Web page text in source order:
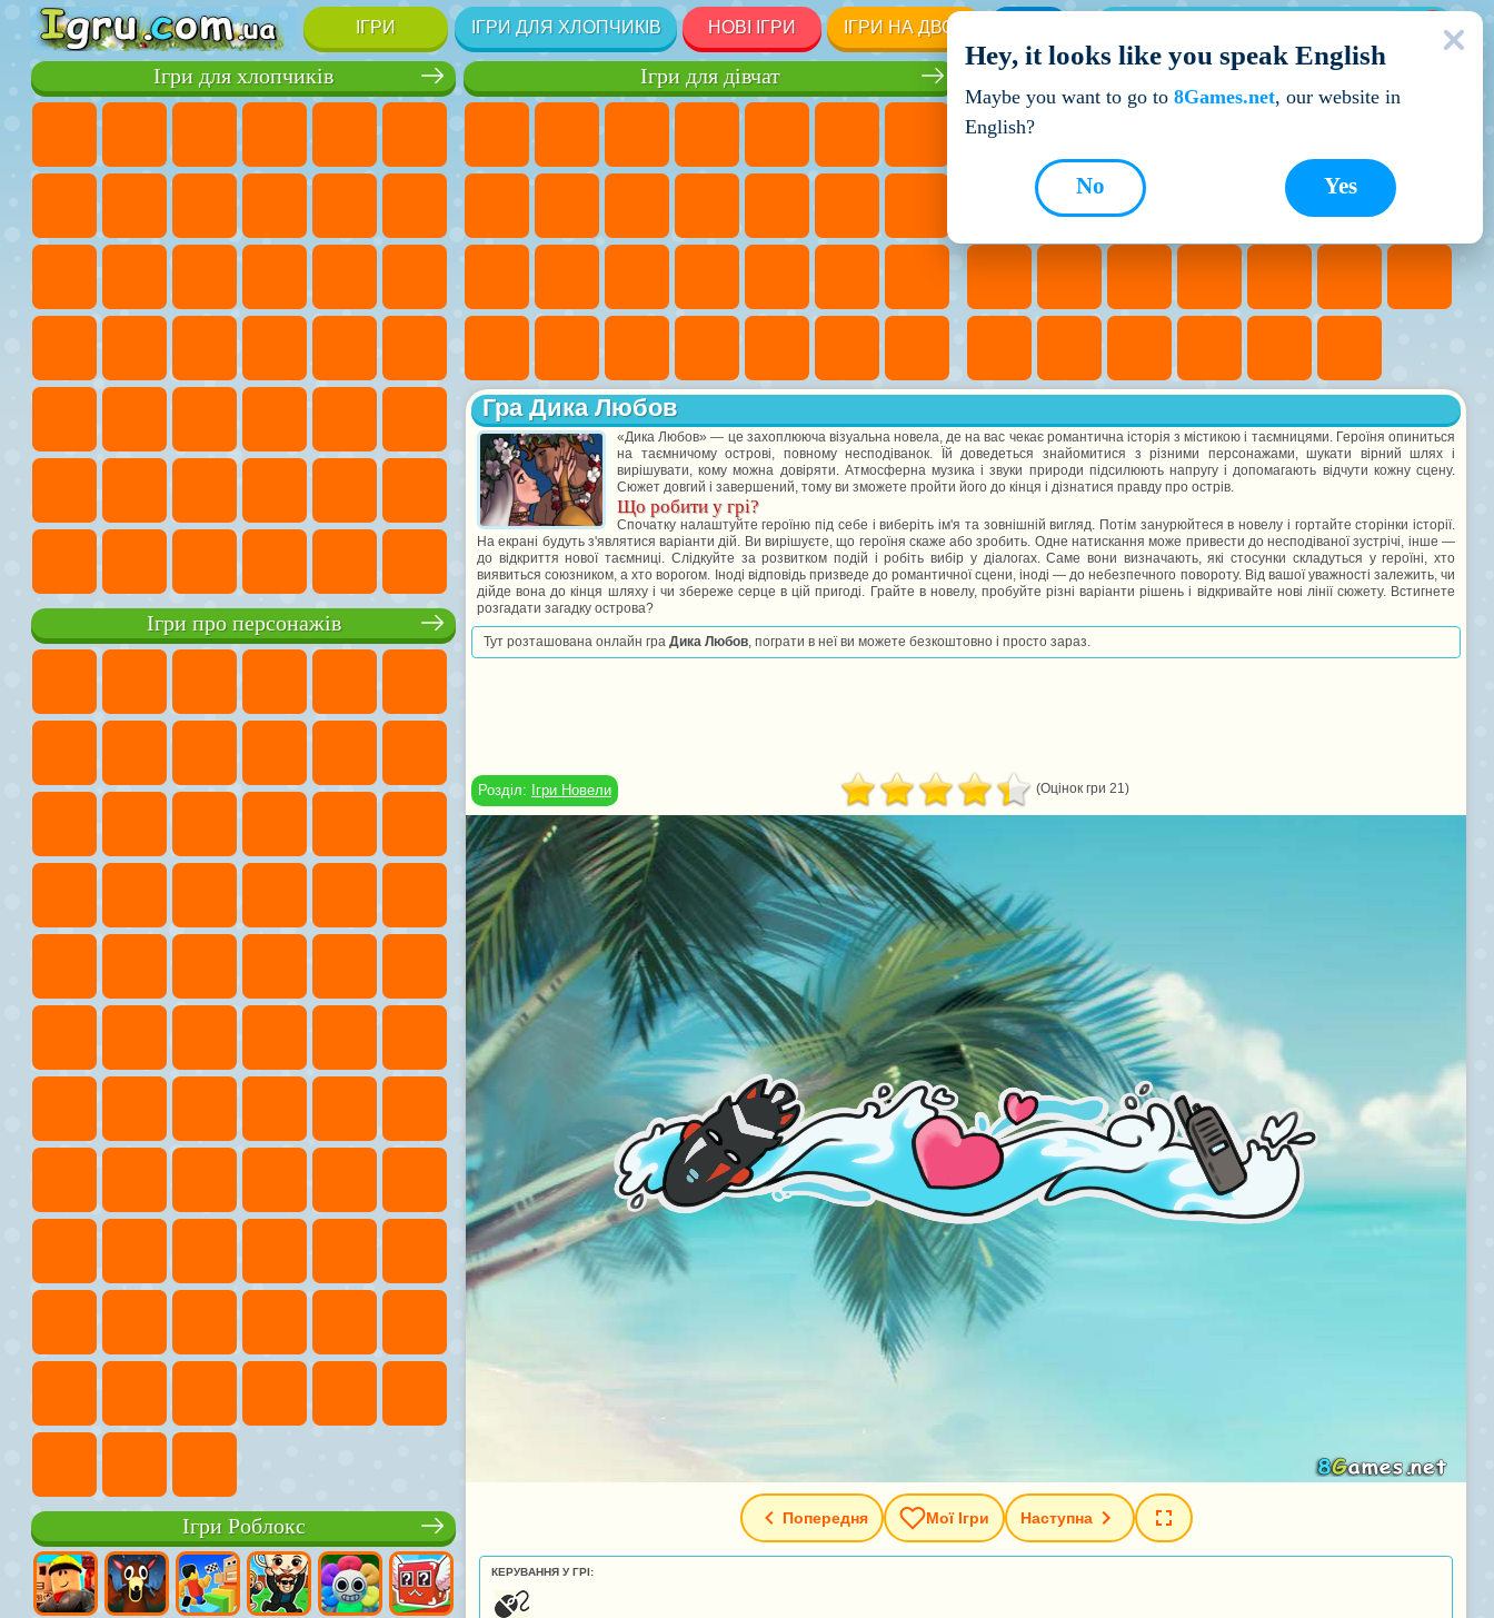
ІГРИ ІГРИ ДЛЯ ХЛОПЧИКІВ НОВІ ІГРИ ІГРИ НА ДВОХ
Кращі ігри
Ігри для дівчат
Ігри для хлопчиків
Ігри про персонажів
Ігри Роблокс
Гра Дика Любов
«Дика Любов» — це захоплююча візуальна новела, де на вас чекає романтична історія з містикою і таємницями. Героїня опиниться
на таємничому острові, повному несподіванок. Їй доведеться знайомитися з різними персонажами, шукати вірний шлях і
вирішувати, кому можна довіряти. Атмосферна музика і звуки природи підсилюють напругу і допомагають відчути кожну сцену.
Сюжет довгий і завершений, тому ви зможете пройти його до кінця і дізнатися правду про острів.
Що робити у грі?
Спочатку налаштуйте героїню під себе і виберіть ім'я та зовнішній вигляд. Потім занурюйтеся в новелу і гортайте сторінки історії.
На екрані будуть з'являтися варіанти дій. Ви вирішуєте, що героїня скаже або зробить. Одне натискання може привести до несподіваної зустрічі, інше —
до відкриття нової таємниці. Слідкуйте за розвитком подій і робіть вибір у діалогах. Саме вони визначають, які стосунки складуться у героїні, хто
виявиться союзником, а хто ворогом. Іноді відповідь призведе до романтичної сцени, іноді — до небезпечного повороту. Від вашої уважності залежить, чи
дійде вона до кінця шляху і чи збереже серце в цій пригоді. Грайте в новелу, пробуйте різні варіанти рішень і відкривайте нові лінії сюжету. Встигнете
розгадати загадку острова?
Тут розташована онлайн гра Дика Любов, пограти в неї ви можете безкоштовно і просто зараз.
Розділ: Ігри Новели (Оцінок гри 21)
Попередня Мої Ігри Наступна
КЕРУВАННЯ У ГРІ:
Hey, it looks like you speak English
Maybe you want to go to 8Games.net, our website in
English?
Yes
No